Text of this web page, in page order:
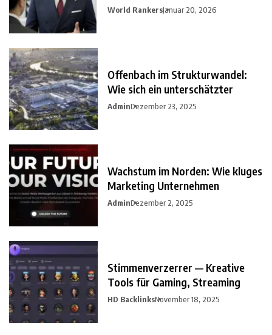
World RankersJanuar 20, 2026
Offenbach im Strukturwandel:
Wie sich ein unterschätzter
AdminDezember 23, 2025
Wachstum im Norden: Wie kluges
Marketing Unternehmen
AdminDezember 2, 2025
Stimmenverzerrer — Kreative
Tools für Gaming, Streaming
HD BacklinksNovember 18, 2025